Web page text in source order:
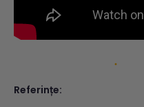
Referințe: